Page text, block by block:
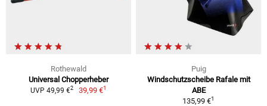
Rothewald
Universal Chopperheber
UVP 49,99 €2 39,99 €1
Puig
Windschutzscheibe Rafale mit
ABE
135,99 €1